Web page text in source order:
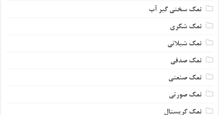
نمک سختی گیر آب
نمک شکری
نمک شیلاتی
نمک صدفی
نمک صنعتی
نمک صورتی
نمک کریستال